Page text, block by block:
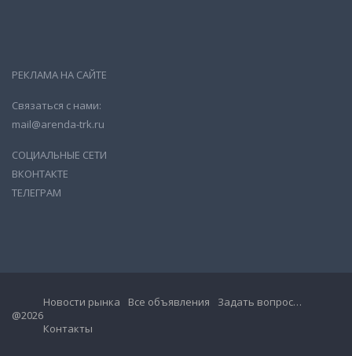
РЕКЛАМА НА САЙТЕ
Связаться с нами:
mail@arenda-trk.ru
СОЦИАЛЬНЫЕ СЕТИ
ВКОНТАКТЕ
ТЕЛЕГРАМ
@2026
Новости рынка Все объявления
Задать вопрос…
Контакты